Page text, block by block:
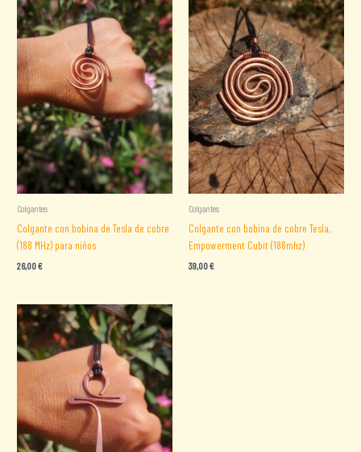
Colgantes
Colgante con bobina de Tesla de cobre
(188 MHz) para niños
26,00€
Colgantes
Colgante con bobina de cobre Tesla,
Empowerment Cubit (188mhz)
39,00€